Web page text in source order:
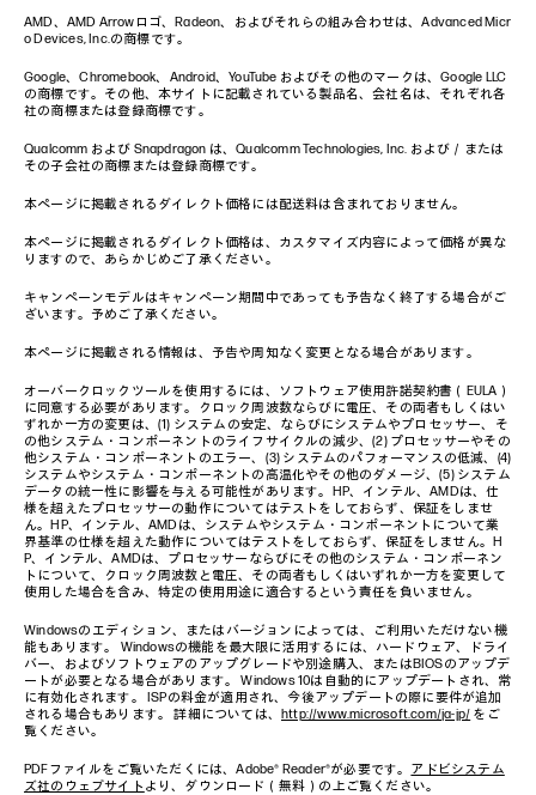
AMD、AMD Arrowロゴ、Radeon、およびそれらの組み合わせは、Advanced Micr
o Devices, Inc.の商標です。
Google、Chromebook、Android、YouTube およびその他のマークは、Google LLC
の商標です。その他、本サイトに記載されている製品名、会社名は、それぞれ各
社の商標または登録商標です。
Qualcomm および Snapdragon は、Qualcomm Technologies, Inc. および／または
その子会社の商標または登録商標です。
本ページに掲載されるダイレクト価格には配送料は含まれておりません。
本ページに掲載されるダイレクト価格は、カスタマイズ内容によって価格が異な
りますので、あらかじめご了承ください。
キャンペーンモデルはキャンペーン期間中であっても予告なく終了する場合がご
ざいます。予めご了承ください。
本ページに掲載される情報は、予告や周知なく変更となる場合があります。
オーバークロックツールを使用するには、ソフトウェア使用許諾契約書（EULA）
に同意する必要があります。クロック周波数ならびに電圧、その両者もしくはい
ずれか一方の変更は、(1) システムの安定、ならびにシステムやプロセッサー、そ
の他システム・コンポーネントのライフサイクルの減少、(2) プロセッサーやその
他システム・コンポーネントのエラー、(3) システムのパフォーマンスの低減、(4)
システムやシステム・コンポーネントの高温化やその他のダメージ、(5) システム
データの統一性に影響を与える可能性があります。HP、インテル、AMDは、仕
様を超えたプロセッサーの動作についてはテストをしておらず、保証をしませ
ん。HP、インテル、AMDは、システムやシステム・コンポーネントについて業
界基準の仕様を超えた動作についてはテストをしておらず、保証をしません。H
P、インテル、AMDは、プロセッサーならびにその他のシステム・コンポーネン
トについて、クロック周波数と電圧、その両者もしくはいずれか一方を変更して
使用した場合を含み、特定の使用用途に適合するという責任を負いません。
Windowsのエディション、またはバージョンによっては、ご利用いただけない機
能もあります。 Windowsの機能を最大限に活用するには、ハードウェア、ドライ
バー、およびソフトウェアのアップグレードや別途購入、またはBIOSのアップデ
ートが必要となる場合があります。 Windows 10は自動的にアップデートされ、常
に有効化されます。 ISPの料金が適用され、今後アップデートの際に要件が追加
される場合もあります。 詳細については、 http://www.microsoft.com/ja-jp/ をご
覧ください。
PDFファイルをご覧いただくには、Adobe® Reader®が必要です。 アドビシステム
ズ社のウェブサイト より、ダウンロード（無料）の上ご覧ください。